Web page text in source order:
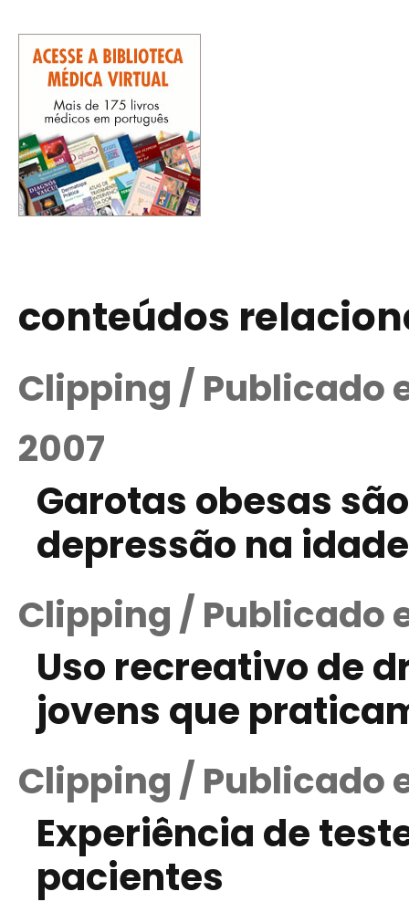
conteúdos
Clipping / Publicado
2007
Garotas obesas
depressão na
Clipping / Publicado
Uso recreativo de
jovens que
Clipping / Publicado
Experiência de
pacientes